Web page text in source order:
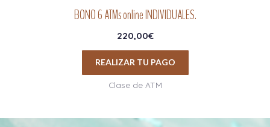
BONO 6 ATMs online INDIVIDUALES.
220,00€
REALIZAR TU PAGO
Clase de ATM